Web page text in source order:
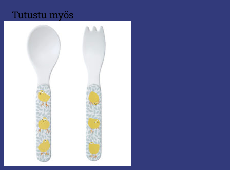
Tutustu myös